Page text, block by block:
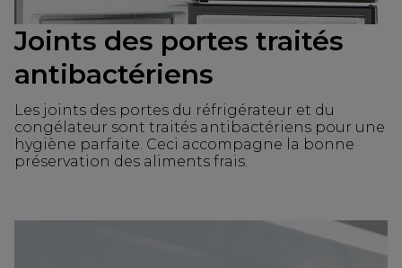
Joints des portes traités
antibactériens
Les joints des portes du réfrigérateur et du
congélateur sont traités antibactériens pour une
hygiène parfaite. Ceci accompagne la bonne
préservation des aliments frais.